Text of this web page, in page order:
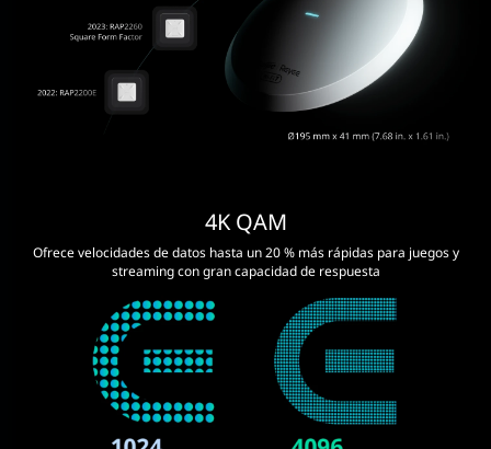
4K QAM
Ofrece velocidades de datos hasta un 20 % más rápidas para juegos y
streaming con gran capacidad de respuesta